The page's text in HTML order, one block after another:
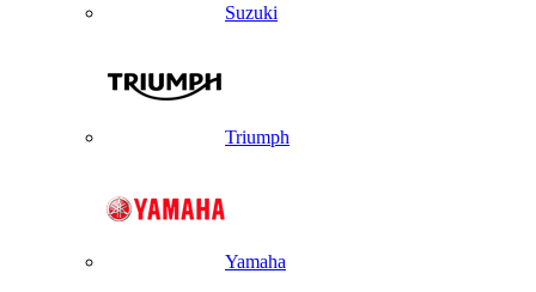
Suzuki
Triumph
Yamaha